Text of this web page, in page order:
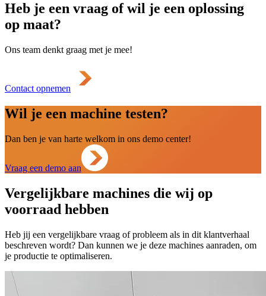
Heb je een vraag of wil je een oplossing
op maat?
Ons team denkt graag met je mee!
Contact opnemen
Wil je een machine testen?
Dan ben je van harte welkom in ons demo center!
Vraag een demo aan
Vergelijkbare machines die wij op
voorraad hebben
Heb jij een vergelijkbare vraag of probleem als in dit klantverhaal
beschreven wordt? Dan kunnen we je deze machines aanraden, om
je productie te optimaliseren.